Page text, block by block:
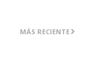
MÁS RECIENTE